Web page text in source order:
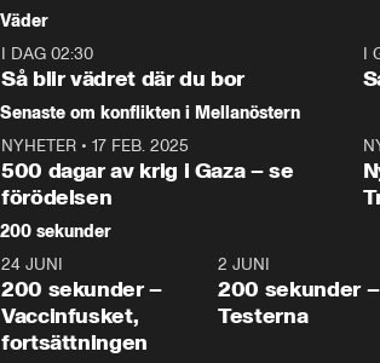
tonårsutvisningarna och hur
Moderaterna ska locka
väljare till valet i höst.
Väder
I DAG 02:30
Så blir vädret där du bor
I
Senaste om konflikten i Mellanöstern
NYHETER • 17 FEB. 2025
500 dagar av krig i Gaza – se
förödelsen
200 sekunder
5:00
24 JUNI
200 sekunder –
Vaccinfusket,
fortsättningen
2 JUNI
200 sekunder –
Testerna